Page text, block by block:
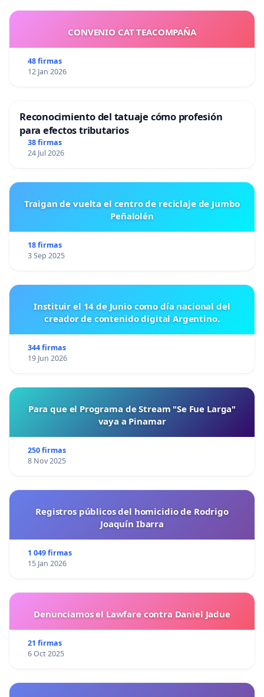
CONVENIO CAT TEACOMPAÑA
48 firmas
12 Jan 2026
Reconocimiento del tatuaje cómo profesión
para efectos tributarios
38 firmas
24 Jul 2026
Traigan de vuelta el centro de reciclaje de Jumbo
Peñalolén
18 firmas
3 Sep 2025
Instituir el 14 de Junio como día nacional del
creador de contenido digital Argentino.
344 firmas
19 Jun 2026
Para que el Programa de Stream "Se Fue Larga"
vaya a Pinamar
250 firmas
8 Nov 2025
Registros públicos del homicidio de Rodrigo
Joaquín Ibarra
1 049 firmas
15 Jan 2026
Denunciamos el Lawfare contra Daniel Jadue
21 firmas
6 Oct 2025